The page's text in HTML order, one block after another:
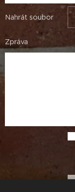
Nahrát soubor
Zpráva